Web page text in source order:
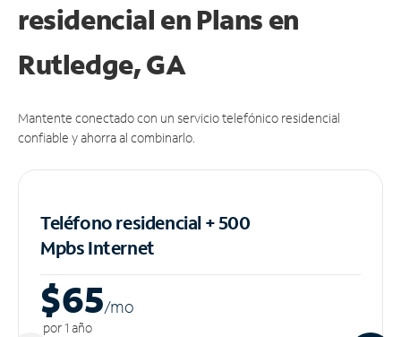
residencial en Plans en
Rutledge, GA
Mantente conectado con un servicio telefónico residencial
confiable y ahorra al combinarlo.
Teléfono residencial + 500
MpbsInternet
$65/mo
por 1 año